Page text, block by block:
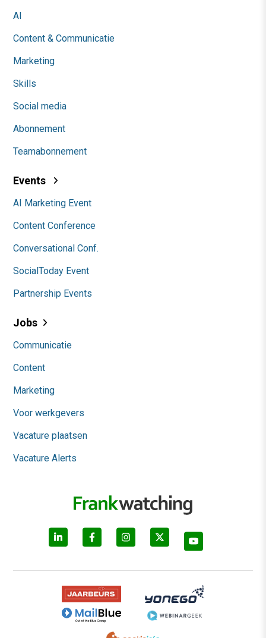
AI
Content & Communicatie
Marketing
Skills
Social media
Abonnement
Teamabonnement
Events
AI Marketing Event
Content Conference
Conversational Conf.
SocialToday Event
Partnership Events
Jobs
Communicatie
Content
Marketing
Voor werkgevers
Vacature plaatsen
Vacature Alerts